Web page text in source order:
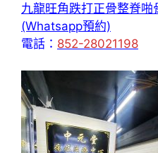
九龍旺角跌打正骨整脊
(Whatsapp預約)
電話： 852-28021198